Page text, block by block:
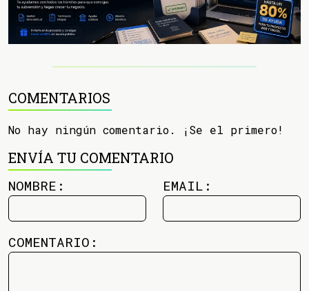
COMENTARIOS
No hay ningún comentario. ¡Se el primero!
ENVÍA TU COMENTARIO
NOMBRE: EMAIL:
COMENTARIO: